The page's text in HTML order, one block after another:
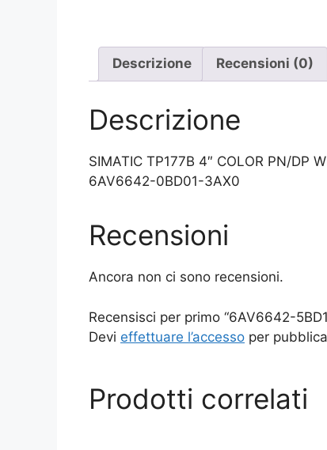
Descrizione Recensioni (0)
Descrizione
SIMATIC TP177B 4″ COLOR PN/DP
6AV6642-0BD01-3AX0
Recensioni
Ancora non ci sono recensioni.
Recensisci per primo “6AV6642-
Devi effettuare l’accesso per
Prodotti correlati